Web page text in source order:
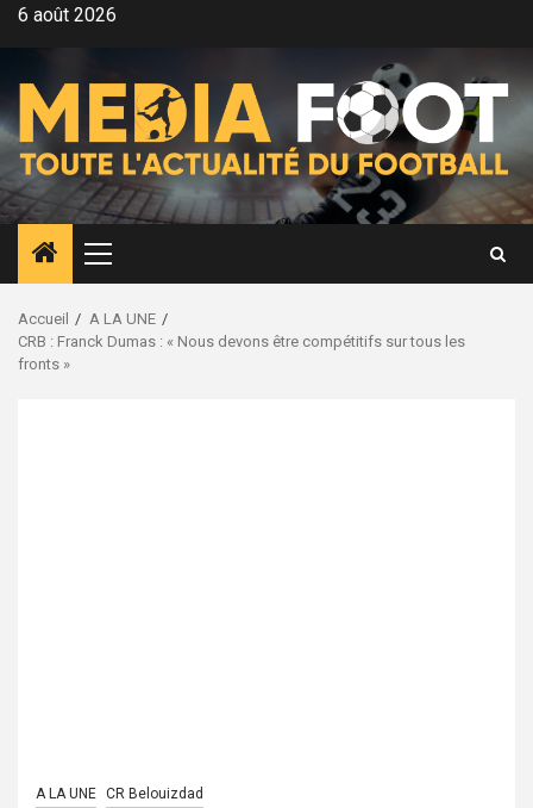
Aller6 août 2026
Menu
principal
Accueil
A LA UNE
CRB : Franck Dumas : « Nous devons être compétitifs sur tous les
fronts »
A LA UNE CR Belouizdad